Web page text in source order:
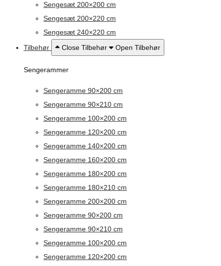
Sengesæt 200×200 cm
Sengesæt 200×220 cm
Sengesæt 240×220 cm
Tilbehør
Close Tilbehør Open Tilbehør
Sengerammer
Sengeramme 90×200 cm
Sengeramme 90×210 cm
Sengeramme 100×200 cm
Sengeramme 120×200 cm
Sengeramme 140×200 cm
Sengeramme 160×200 cm
Sengeramme 180×200 cm
Sengeramme 180×210 cm
Sengeramme 200×200 cm
Sengeramme 90×200 cm
Sengeramme 90×210 cm
Sengeramme 100×200 cm
Sengeramme 120×200 cm